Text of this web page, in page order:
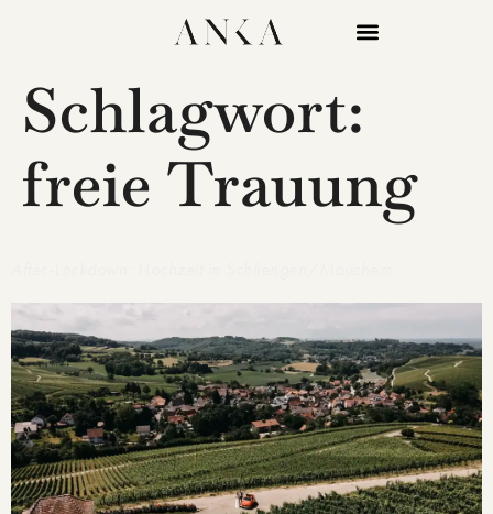
Schlagwort:
freie Trauung